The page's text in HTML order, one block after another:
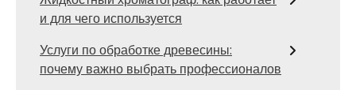
и для чего используется
Услуги по обработке древесины:
почему важно выбрать профессионалов